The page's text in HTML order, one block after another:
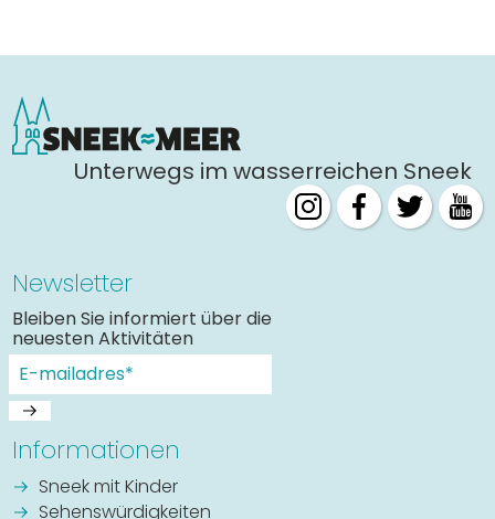
Unterwegs im wasserreichen Sneek
Newsletter
Bleiben Sie informiert über die
neuesten Aktivitäten
Informationen
Sneek mit Kinder
Sehenswürdigkeiten